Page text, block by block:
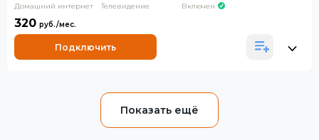
Домашний интернет
Телевидение
Включен
320
Подключить